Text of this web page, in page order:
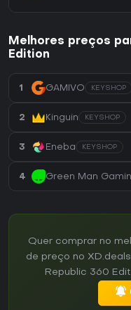
Melhores preços
Edition
1 GAMIVO KEYSHOP
2 Kinguin KEYSHOP
3 Eneba KEYSHOP
4 Green Man
Quer comprar no
de preço no
Republic 360